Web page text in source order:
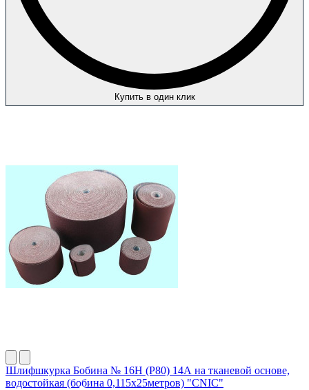
Купить в один клик
Шлифшкурка Бобина № 16Н (P80) 14А на тканевой основе,
водостойкая (бобина 0,115х25метров) "CNIC"